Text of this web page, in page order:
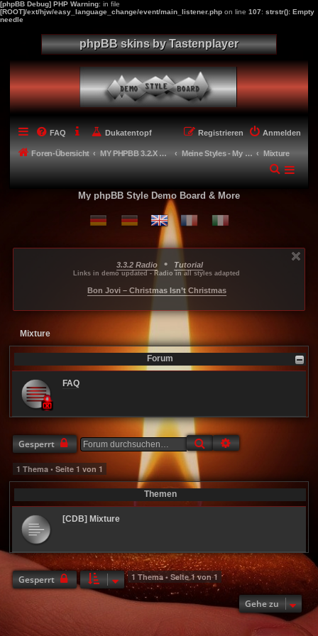
[phpBB Debug] PHP Warning: in file
[ROOT]/ext/hjw/easy_language_change/event/main_listener.php on line 107: strstr(): Empty
needle
phpBB skins by Tastenplayer
FAQ Dukatentopf Anmelden
Registrieren
Foren-Übersicht MY PHPBB 3.2.X STYLES Meine Styles - My style creations Mixture
My phpBB Style Demo Board & More
3.3.2 Radio • Tutorial
Links in demo updated - Radio in all styles adapted
Bon Jovi – Christmas Isn’t Christmas
Mixture
Forum
FAQ
Gesperrt Suche
1 Thema • Seite 1 von 1
Themen
[CDB] Mixture
Gesperrt 1 Thema • Seite1von1
Gehe zu